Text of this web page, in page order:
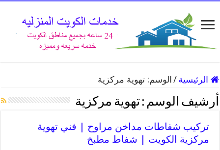
الرئيسية / الوسم:تهوية مركزية
أرشيف الوسم :تهوية مركزية
تركيب شفاطات مداخن مراوح | فني تهوية
مركزية الكويت | شفاط مطبخ